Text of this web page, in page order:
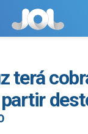
terá